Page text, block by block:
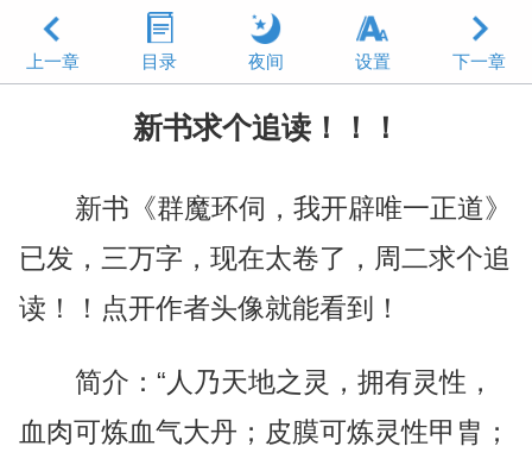
上一章 目录 夜间 设置 下一章
新书求个追读！！！
新书《群魔环伺，我开辟唯一正道》
已发，三万字，现在太卷了，周二求个追
读！！点开作者头像就能看到！
简介：“人乃天地之灵，拥有灵性，
血肉可炼血气大丹；皮膜可炼灵性甲胄；